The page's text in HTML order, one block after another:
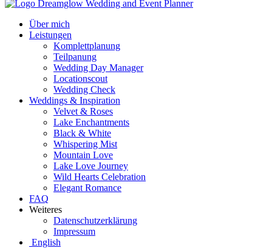
Über mich
Leistungen
Komplettplanung
Teilpanung
Wedding Day Manager
Locationscout
Wedding Check
Weddings & Inspiration
Velvet & Roses
Lake Enchantments
Black & White
Whispering Mist
Mountain Love
Lake Love Journey
Wild Hearts Celebration
Elegant Romance
FAQ
Weiteres
Datenschutzerklärung
Impressum
English